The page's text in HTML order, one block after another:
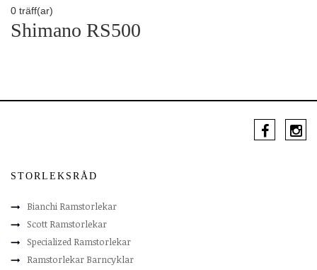
0 träff(ar)
Shimano RS500
STORLEKSRÅD
Bianchi Ramstorlekar
Scott Ramstorlekar
Specialized Ramstorlekar
Ramstorlekar Barncyklar